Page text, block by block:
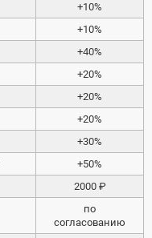
+10%
+10%
+40%
+20%
+20%
+20%
+30%
+50%
2000 ₽
по
согласованию